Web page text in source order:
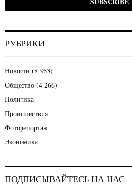
РУБРИКИ
Новости (8 963)
Общество (4 266)
Политика
Происшествия
Фоторепортаж
Экономика
ПОДПИСЫВАЙТЕСЬ НА НАС